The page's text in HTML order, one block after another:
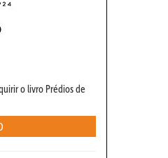
o livro Prédios de